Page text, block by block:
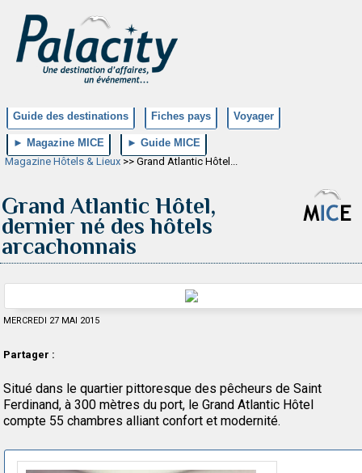
Guide des destinations Fiches pays Voyager
► Magazine MICE
► Guide MICE
Magazine Hôtels & Lieux >> Grand Atlantic Hôtel...
Grand Atlantic Hôtel,
dernier né des hôtels
arcachonnais
MERCREDI 27 MAI 2015
Partager :
Situé dans le quartier pittoresque des pêcheurs de Saint
Ferdinand, à 300 mètres du port, le Grand Atlantic Hôtel
compte 55 chambres alliant confort et modernité.